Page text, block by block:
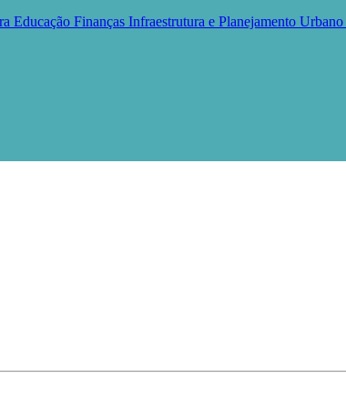
Educação Finanças Infraestrutura e Planejamento Urbano